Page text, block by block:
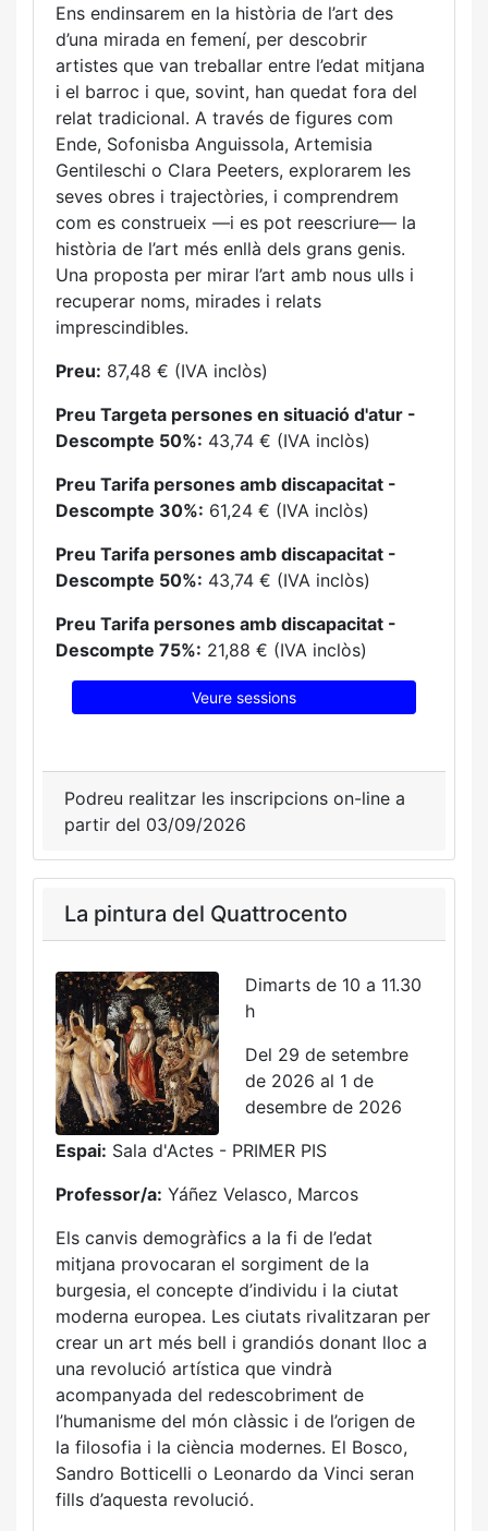
Ens endinsarem en la història de l’art des
d’una mirada en femení, per descobrir
artistes que van treballar entre l’edat mitjana
i el barroc i que, sovint, han quedat fora del
relat tradicional. A través de figures com
Ende, Sofonisba Anguissola, Artemisia
Gentileschi o Clara Peeters, explorarem les
seves obres i trajectòries, i comprendrem
com es construeix —i es pot reescriure— la
història de l’art més enllà dels grans genis.
Una proposta per mirar l’art amb nous ulls i
recuperar noms, mirades i relats
imprescindibles.
Preu: 87,48 € (IVA inclòs)
Preu Targeta persones en situació d'atur -
Descompte 50%: 43,74 € (IVA inclòs)
Preu Tarifa persones amb discapacitat -
Descompte 30%: 61,24 € (IVA inclòs)
Preu Tarifa persones amb discapacitat -
Descompte 50%: 43,74 € (IVA inclòs)
Preu Tarifa persones amb discapacitat -
Descompte 75%: 21,88 € (IVA inclòs)
Veure sessions
Podreu realitzar les inscripcions on-line a
partir del 03/09/2026
La pintura del Quattrocento
Dimarts de 10 a 11.30
h
Del 29 de setembre
de 2026 al 1 de
desembre de 2026
Espai: Sala d'Actes - PRIMER PIS
Professor/a: Yáñez Velasco, Marcos
Els canvis demogràfics a la fi de l’edat
mitjana provocaran el sorgiment de la
burgesia, el concepte d’individu i la ciutat
moderna europea. Les ciutats rivalitzaran per
crear un art més bell i grandiós donant lloc a
una revolució artística que vindrà
acompanyada del redescobriment de
l’humanisme del món clàssic i de l’origen de
la filosofia i la ciència modernes. El Bosco,
Sandro Botticelli o Leonardo da Vinci seran
fills d’aquesta revolució.